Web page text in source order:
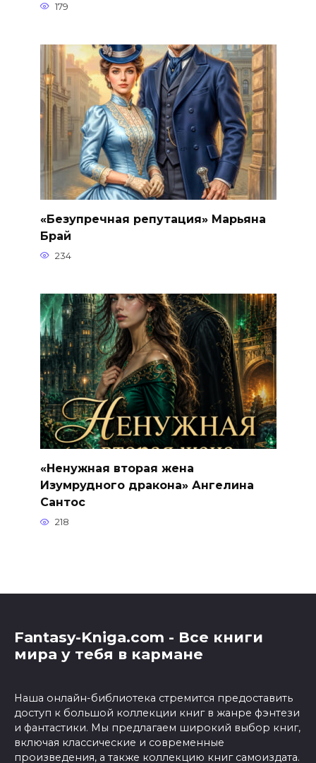
179
«Безупречная репутация» Марьяна
Брай
234
«Ненужная вторая жена
Изумрудного дракона» Ангелина
Сантос
218
Fantasy-Kniga.com - Все книги
мира у тебя в кармане
Наша онлайн-библиотека стремится предоставить
доступ к большой коллекции книг в жанре фэнтези
и фантастики. Мы предлагаем широкий выбор книг,
включая классические и современные
произведения, а также коллекцию книг самоиздата.